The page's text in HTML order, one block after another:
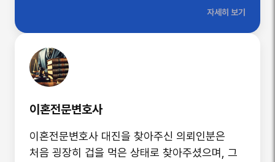
경험이 풍부한 법무법인 대진 이혼전문센터는
아무리 그러한 사람이라도 지금까지 모두
승소하였기 때문에 의뢰인분을 안심시켜드렸고,
결국 소송에서 승소라는 결과로 보답드렸습니다.
자세히 보기
이혼전문변호사
이혼전문변호사 대진을 찾아주신 의뢰인분은
처음 굉장히 겁을 먹은 상태로 찾아주셨으며, 그